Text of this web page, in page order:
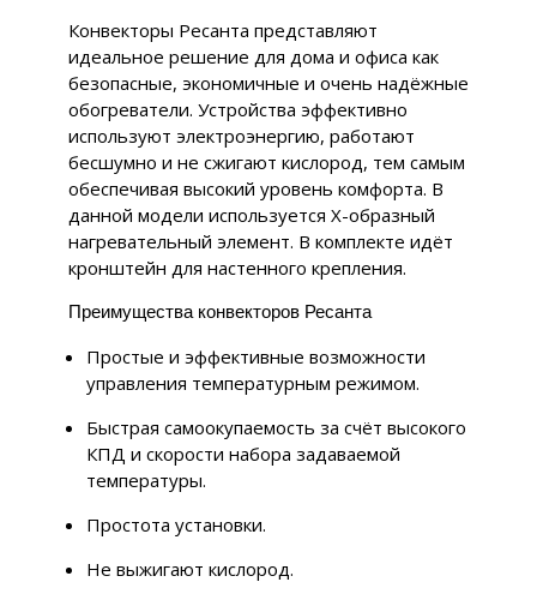
Конвекторы Ресанта представляют
идеальное решение для дома и офиса как
безопасные, экономичные и очень надёжные
обогреватели. Устройства эффективно
используют электроэнергию, работают
бесшумно и не сжигают кислород, тем самым
обеспечивая высокий уровень комфорта. В
данной модели используется Х-образный
нагревательный элемент. В комплекте идёт
кронштейн для настенного крепления.
Преимущества конвекторов Ресанта
Простые и эффективные возможности
управления температурным режимом.
Быстрая самоокупаемость за счёт высокого
КПД и скорости набора задаваемой
температуры.
Простота установки.
Не выжигают кислород.